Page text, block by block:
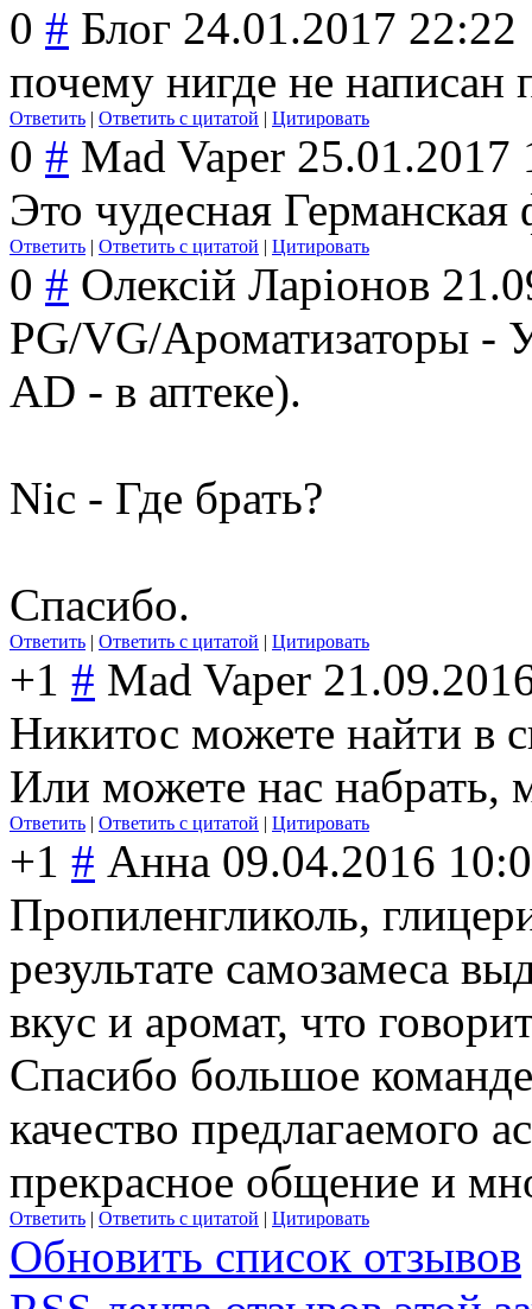
0 # Блог 24.01.2017 22:22
почему нигде не написан
Ответить | Ответить с цитатой | Цитировать
0 # Mad Vaper 25.01.2017
Это чудесная
Ответить | Ответить с цитатой | Цитировать
0 # Олексій Ларіонов
PG/VG/Ароматизаторы -
AD - в аптеке).
Nic - Где брать?
Спасибо.
Ответить | Ответить с цитатой | Цитировать
+1 # Mad Vaper
Никитос можете найти в
Или можете нас набрать,
Ответить | Ответить с цитатой | Цитировать
+1 # Анна 09.04.2016
Пропиленгликоль,
результате самозамеса
вкус и аромат, что
Спасибо большое
качество предлагаемого
прекрасное общение и
Ответить | Ответить с цитатой | Цитировать
Обновить список отзывов